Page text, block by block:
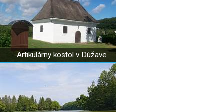
Artikulárny kostol v Dúžave